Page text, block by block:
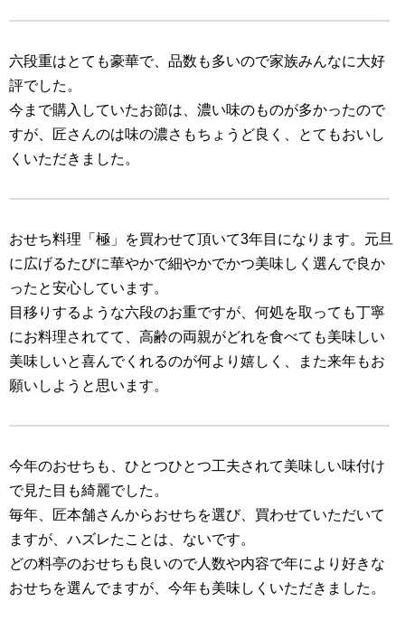
六段重はとても豪華で、品数も多いので家族みんなに大好
評でした。
今まで購入していたお節は、濃い味のものが多かったので
すが、匠さんのは味の濃さもちょうど良く、とてもおいし
くいただきました。
おせち料理「極」を買わせて頂いて3年目になります。元旦
に広げるたびに華やかで細やかでかつ美味しく選んで良か
ったと安心しています。
目移りするような六段のお重ですが、何処を取っても丁寧
にお料理されてて、高齢の両親がどれを食べても美味しい
美味しいと喜んでくれるのが何より嬉しく、また来年もお
願いしようと思います。
今年のおせちも、ひとつひとつ工夫されて美味しい味付け
で見た目も綺麗でした。
毎年、匠本舗さんからおせちを選び、買わせていただいて
ますが、ハズレたことは、ないです。
どの料亭のおせちも良いので人数や内容で年により好きな
おせちを選んでますが、今年も美味しくいただきました。